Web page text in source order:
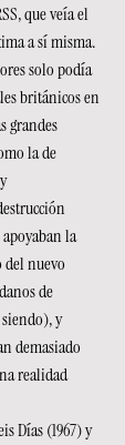
que veía el
a sí misma.
solo podía
británicos en
grandes
la de
la
del nuevo
de
y
demasiado
realidad
Días (1967) y